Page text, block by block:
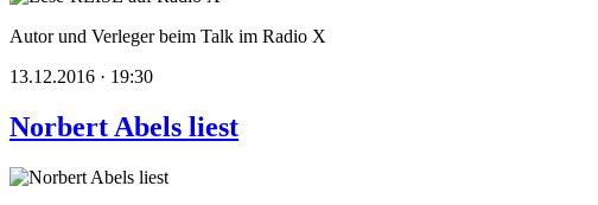
Autor und Verleger beim Talk im Radio X
13.12.2016 · 19:30
Norbert Abels liest